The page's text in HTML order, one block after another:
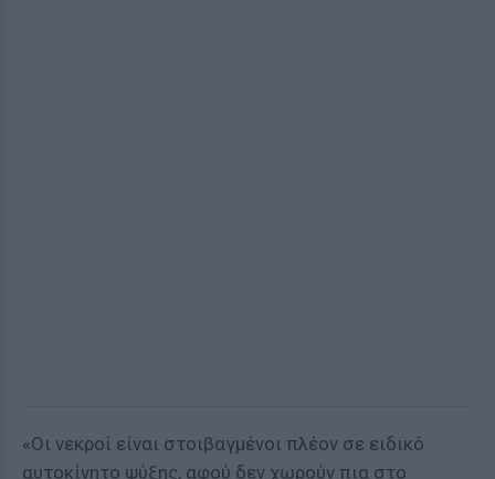
«Οι νεκροί είναι στοιβαγμένοι πλέον σε ειδικό
αυτοκίνητο ψύξης, αφού δεν χωρούν πια στο